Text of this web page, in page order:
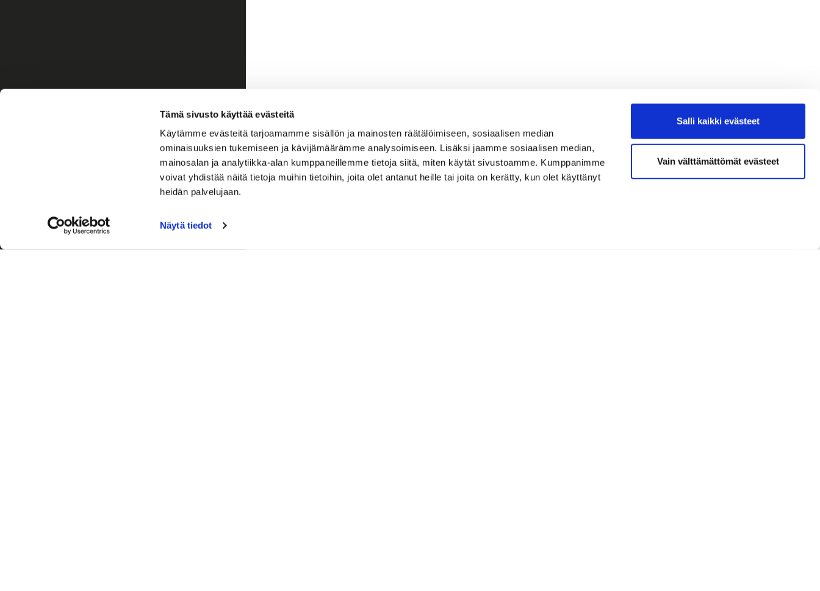
Tämä sivusto käyttää evästeitä
Käytämme evästeitä tarjoamamme sisällön ja mainosten räätälöimiseen, sosiaalisen median
ominaisuuksien tukemiseen ja kävijämäärämme analysoimiseen. Lisäksi jaamme sosiaalisen median,
mainosalan ja analytiikka-alan kumppaneillemme tietoja siitä, miten käytät sivustoamme. Kumppanimme
voivat yhdistää näitä tietoja muihin tietoihin, joita olet antanut heille tai joita on kerätty, kun olet käyttänyt
heidän palvelujaan.
Näytä tiedot
Salli kaikki evästeet
Vain välttämättömät evästeet